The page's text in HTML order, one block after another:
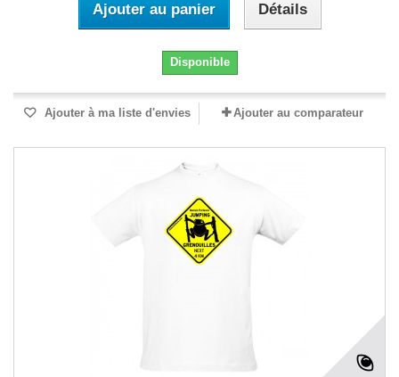
Ajouter au panier Détails
Disponible
Ajouter à ma liste d'envies Ajouter au comparateur